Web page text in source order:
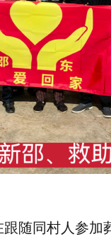
随同村人参加